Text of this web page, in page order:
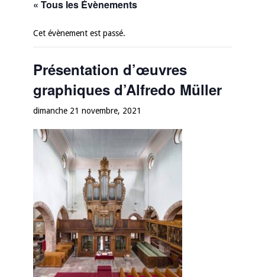
« Tous les Évènements
Cet évènement est passé.
Présentation d’œuvres
graphiques d’Alfredo Müller
dimanche 21 novembre, 2021